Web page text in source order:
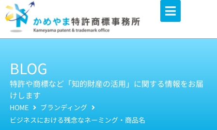
内
容
BLOG
特許や商標など「知的財産の活用」に関する情報をお届
けします
HOME
ブランディング
ビジネスにおける残念なネーミング・商品名